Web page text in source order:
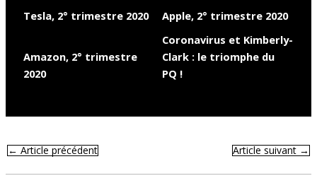
Tesla, 2° trimestre 2020
Apple, 2° trimestre 2020
Amazon, 2° trimestre
2020
Coronavirus et Kimberly-
Clark : le triomphe du
PQ !
←Article précédent Article suivant→